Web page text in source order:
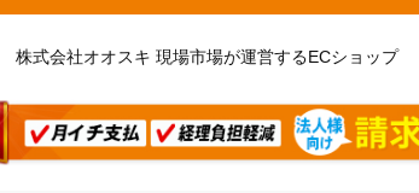
株式会社オオスキ 現場市場が運営するECショップ